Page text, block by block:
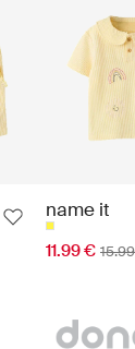
name it
11.99 €